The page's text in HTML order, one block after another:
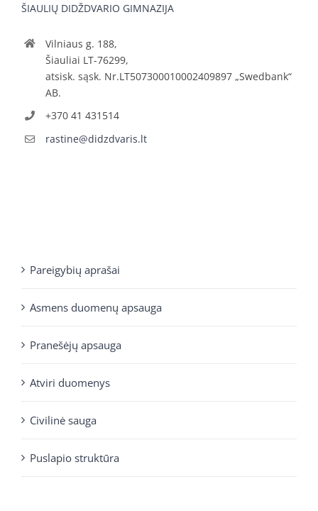
ŠIAULIŲ DIDŽDVARIO GIMNAZIJA
Vilniaus g. 188,
Šiauliai LT-76299,
atsisk. sąsk. Nr.LT507300010002409897 „Swedbank“
AB.
+370 41 431514
rastine@didzdvaris.lt
Pareigybių aprašai
Asmens duomenų apsauga
Pranešėjų apsauga
Atviri duomenys
Civilinė sauga
Puslapio struktūra